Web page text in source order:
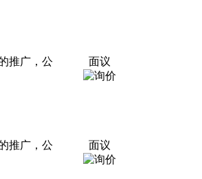
推广，公
面议
推广，公
面议